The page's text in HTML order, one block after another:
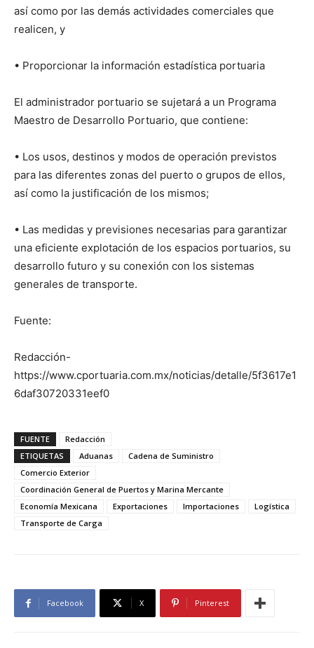
así como por las demás actividades comerciales que
realicen, y
• Proporcionar la información estadística portuaria
El administrador portuario se sujetará a un Programa
Maestro de Desarrollo Portuario, que contiene:
• Los usos, destinos y modos de operación previstos
para las diferentes zonas del puerto o grupos de ellos,
así como la justificación de los mismos;
• Las medidas y previsiones necesarias para garantizar
una eficiente explotación de los espacios portuarios, su
desarrollo futuro y su conexión con los sistemas
generales de transporte.
Fuente:
Redacción-
https://www.cportuaria.com.mx/noticias/detalle/5f3617e1
6daf30720331eef0
FUENTE
Redacción
ETIQUETAS
Aduanas
Cadena de Suministro
Comercio Exterior
Coordinación General de Puertos y Marina Mercante
Economía Mexicana
Exportaciones Importaciones
Logística
Transporte de Carga
Facebook X Pinterest